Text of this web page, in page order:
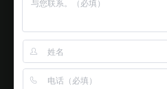
工业噪音治理
厂区综合治理
风机噪音治理